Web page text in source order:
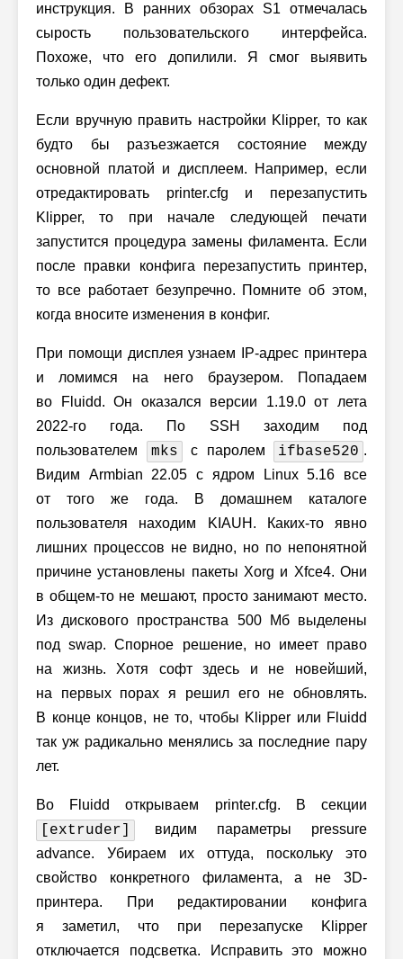
инструкция. В ранних обзорах S1 отмечалась
сырость пользовательского интерфейса.
Похоже, что его допилили. Я смог выявить
только один дефект.
Если вручную править настройки Klipper, то как
будто бы разъезжается состояние между
основной платой и дисплеем. Например, если
отредактировать printer.cfg и перезапустить
Klipper, то при начале следующей печати
запустится процедура замены филамента. Если
после правки конфига перезапустить принтер,
то все работает безупречно. Помните об этом,
когда вносите изменения в конфиг.
При помощи дисплея узнаем IP-адрес принтера
и ломимся на него браузером. Попадаем
во Fluidd. Он оказался версии 1.19.0 от лета
2022-го года. По SSH заходим под
пользователем
mks с паролем ifbase520 .
Видим Armbian 22.05 с ядром Linux 5.16 все
от того же года. В домашнем каталоге
пользователя находим KIAUH. Каких-то явно
лишних процессов не видно, но по непонятной
причине установлены пакеты Xorg и Xfce4. Они
в общем-то не мешают, просто занимают место.
Из дискового пространства 500 Мб выделены
под swap. Спорное решение, но имеет право
на жизнь. Хотя софт здесь и не новейший,
на первых порах я решил его не обновлять.
В конце концов, не то, чтобы Klipper или Fluidd
так уж радикально менялись за последние пару
лет.
Во Fluidd открываем printer.cfg. В секции
[extruder]
видим параметры pressure
advance. Убираем их оттуда, поскольку это
свойство конкретного филамента, а не 3D-
принтера. При редактировании конфига
я заметил, что при перезапуске Klipper
отключается подсветка. Исправить это можно